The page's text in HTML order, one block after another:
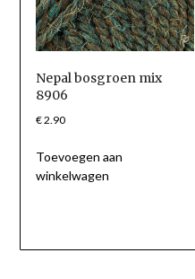
Nepal bosgroen mix
8906
€2.90
Toevoegen aan
winkelwagen